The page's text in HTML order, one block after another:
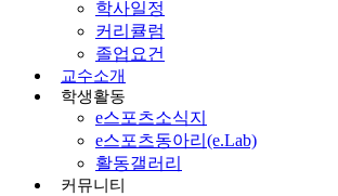
학사일정
커리큘럼
졸업요건
교수소개
학생활동
e스포츠소식지
e스포츠동아리(e.Lab)
활동갤러리
커뮤니티